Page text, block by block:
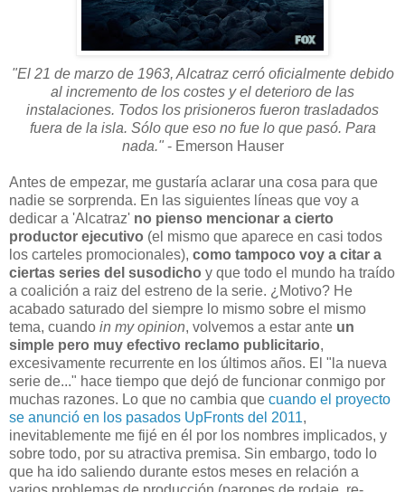
"El 21 de marzo de 1963, Alcatraz cerró oficialmente debido
al incremento de los costes y el deterioro de las
instalaciones. Todos los prisioneros fueron trasladados
fuera de la isla. Sólo que eso no fue lo que pasó. Para
nada."- Emerson Hauser
Antes de empezar, me gustaría aclarar una cosa para que
nadie se sorprenda. En las siguientes líneas que voy a
dedicar a 'Alcatraz' no pienso mencionar a cierto
productor ejecutivo (el mismo que aparece en casi todos
los carteles promocionales), como tampoco voy a citar a
ciertas series del susodicho y que todo el mundo ha traído
a coalición a raiz del estreno de la serie. ¿Motivo? He
acabado saturado del siempre lo mismo sobre el mismo
tema, cuando in my opinion, volvemos a estar ante un
simple pero muy efectivo reclamo publicitario,
excesivamente recurrente en los últimos años. El "la nueva
serie de..." hace tiempo que dejó de funcionar conmigo por
muchas razones. Lo que no cambia que cuando el proyecto
se anunció en los pasados UpFronts del 2011,
inevitablemente me fijé en él por los nombres implicados, y
sobre todo, por su atractiva premisa. Sin embargo, todo lo
que ha ido saliendo durante estos meses en relación a